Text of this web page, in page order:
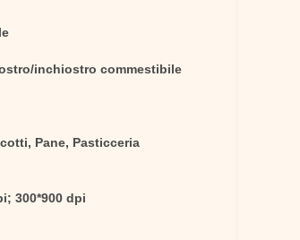
inchiostro commestibile
Pane, Pasticceria
300*900 dpi